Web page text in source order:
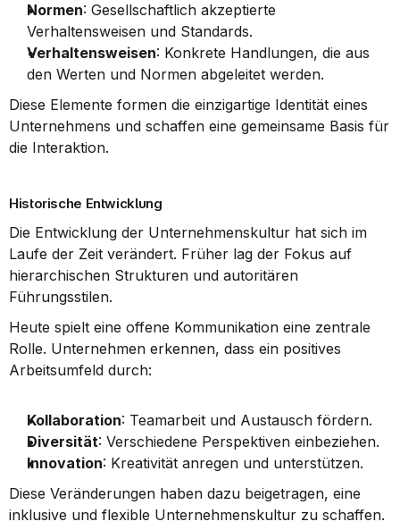
Normen: Gesellschaftlich akzeptierte
Verhaltensweisen und Standards.
Verhaltensweisen: Konkrete Handlungen, die aus
den Werten und Normen abgeleitet werden.
Diese Elemente formen die einzigartige Identität eines
Unternehmens und schaffen eine gemeinsame Basis für
die Interaktion.
Historische Entwicklung
Die Entwicklung der Unternehmenskultur hat sich im
Laufe der Zeit verändert. Früher lag der Fokus auf
hierarchischen Strukturen und autoritären
Führungsstilen.
Heute spielt eine offene Kommunikation eine zentrale
Rolle. Unternehmen erkennen, dass ein positives
Arbeitsumfeld durch:
Kollaboration: Teamarbeit und Austausch fördern.
Diversität: Verschiedene Perspektiven einbeziehen.
Innovation: Kreativität anregen und unterstützen.
Diese Veränderungen haben dazu beigetragen, eine
inklusive und flexible Unternehmenskultur zu schaffen.